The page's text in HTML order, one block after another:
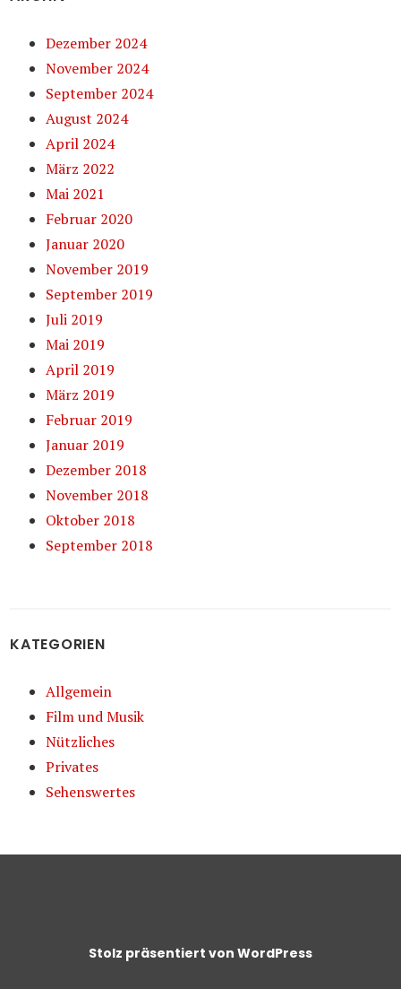
Dezember 2024
November 2024
September 2024
August 2024
April 2024
März 2022
Mai 2021
Februar 2020
Januar 2020
November 2019
September 2019
Juli 2019
Mai 2019
April 2019
März 2019
Februar 2019
Januar 2019
Dezember 2018
November 2018
Oktober 2018
September 2018
KATEGORIEN
Allgemein
Film und Musik
Nützliches
Privates
Sehenswertes
Stolz präsentiert von WordPress